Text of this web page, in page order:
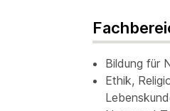
Bildung für
Ethik,